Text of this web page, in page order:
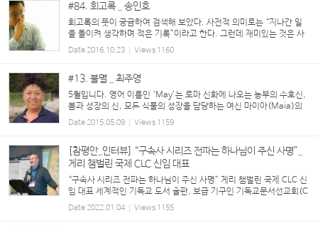
#84. 회고록 _ 송인호
회고록의 뜻이 궁금하여 검색해 보았다. 사전적 의미로는 “지나간 일
을 돌이켜 생각하며 적은 기록”이라고 한다. 그런데 재미있는 것은 사
전적 의미에 앞서 파워링크라고 나오는 수많은 회고록 대행업체(작가)
들의 명단이다. 전문가의 손길을 빌어 쓰...
Date2016.10.23 Views 1160
#13. 불멸 _ 최주영
5월입니다. 영어 이름인 ‘May’는 로마 신화에 나오는 농부의 수호신,
봄과 성장의 신, 모든 식물의 성장을 담당하는 여신 마이아(Maia)의
이름에서 유래되었다고 합니다. 피천득은 ‘5월은 금방 찬물로 세수를
한 스물한 살 청신한 얼굴’이라고 했습니다. 괴...
Date2015.05.09 Views 1159
[참평안_인터뷰] “구속사 시리즈 전파는 하나님이 주신 사명”_
게리 챔벌린 국제 CLC 신임 대표
“구속사 시리즈 전파는 하나님이 주신 사명” 게리 챔벌린 국제 CLC 신
임 대표 세계적인 기독교 도서 출판, 보급 기구인 기독교문서선교회(C
hristian Literature Crusade, 이하 ‘CLC’)의 신임 국제 대표로 게리
챔벌린(Gary Chamberlin)이 지난 10월 29일 선...
Date2022.01.04 Views 1155